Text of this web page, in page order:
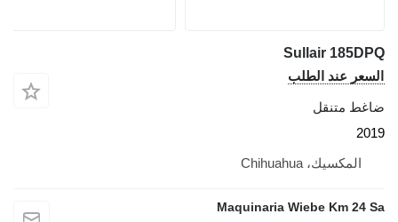
Sullair
عند الطلب
متنقل
المكسيك، Chihuahua
Maquinaria Wiebe Km 24